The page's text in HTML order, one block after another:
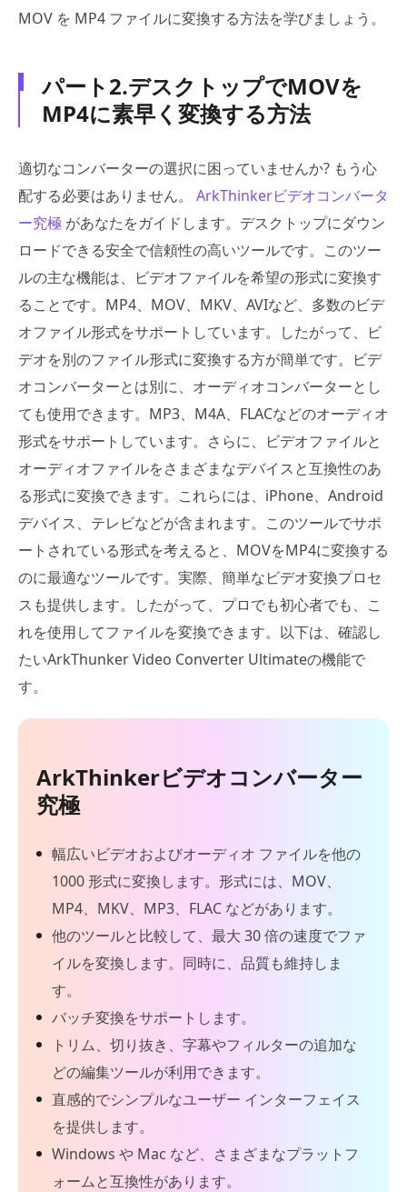
MOV を MP4 ファイルに変換する方法を学びましょう。
パート2.デスクトップでMOVを
MP4に素早く変換する方法
適切なコンバーターの選択に困っていませんか? もう心
配する必要はありません。 ArkThinkerビデオコンバータ
ー究極 があなたをガイドします。デスクトップにダウン
ロードできる安全で信頼性の高いツールです。このツー
ルの主な機能は、ビデオファイルを希望の形式に変換す
ることです。MP4、MOV、MKV、AVIなど、多数のビデ
オファイル形式をサポートしています。したがって、ビ
デオを別のファイル形式に変換する方が簡単です。ビデ
オコンバーターとは別に、オーディオコンバーターとし
ても使用できます。MP3、M4A、FLACなどのオーディオ
形式をサポートしています。さらに、ビデオファイルと
オーディオファイルをさまざまなデバイスと互換性のあ
る形式に変換できます。これらには、iPhone、Android
デバイス、テレビなどが含まれます。このツールでサポ
ートされている形式を考えると、MOVをMP4に変換する
のに最適なツールです。実際、簡単なビデオ変換プロセ
スも提供します。したがって、プロでも初心者でも、こ
れを使用してファイルを変換できます。以下は、確認し
たいArkThunker Video Converter Ultimateの機能で
す。
ArkThinkerビデオコンバーター
究極
幅広いビデオおよびオーディオ ファイルを他の
1000 形式に変換します。形式には、MOV、
MP4、MKV、MP3、FLAC などがあります。
他のツールと比較して、最大 30 倍の速度でファ
イルを変換します。同時に、品質も維持しま
す。
バッチ変換をサポートします。
トリム、切り抜き、字幕やフィルターの追加な
どの編集ツールが利用できます。
直感的でシンプルなユーザー インターフェイス
を提供します。
Windows や Mac など、さまざまなプラットフ
ォームと互換性があります。